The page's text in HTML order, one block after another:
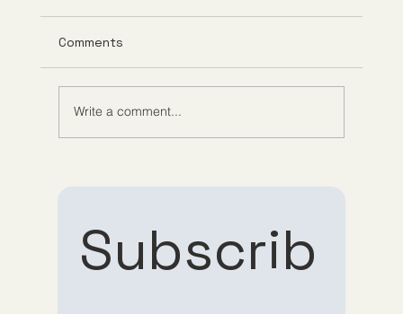
Subscrib
Comments
Write a comment...